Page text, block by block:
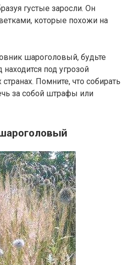
густые заросли. Он
которые похожи на
шароголовый, будьте
под угрозой
Помните, что собирать
за собой штрафы или